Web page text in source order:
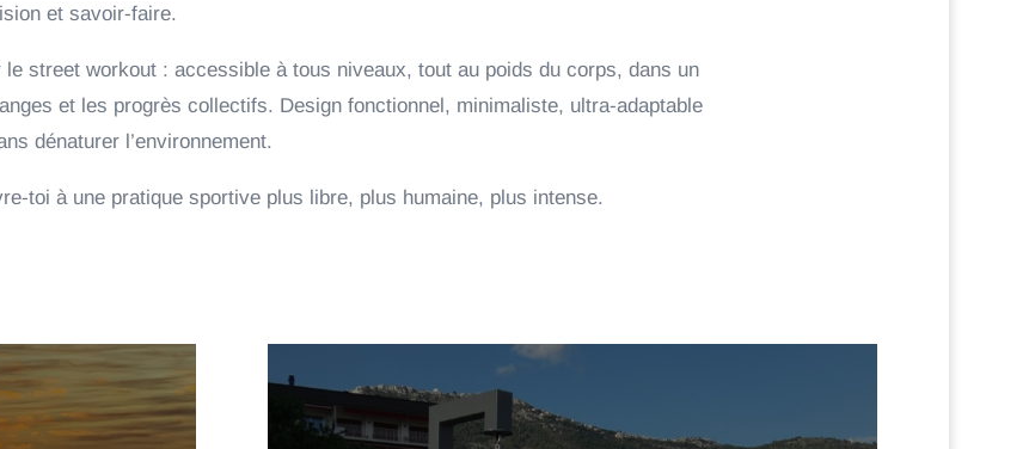
et savoir-faire.
street workout : accessible à tous niveaux, tout au poids du corps, dans un
et les progrès collectifs. Design fonctionnel, minimaliste, ultra-adaptable
dénaturer l’environnement.
toi à une pratique sportive plus libre, plus humaine, plus intense.